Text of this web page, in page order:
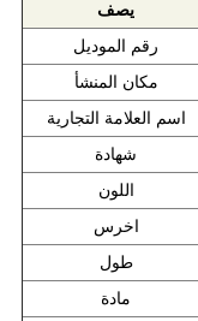
يصف
رقم الموديل
مكان المنشأ
اسم العلامة التجارية
شهادة
اللون
اخرس
طول
مادة